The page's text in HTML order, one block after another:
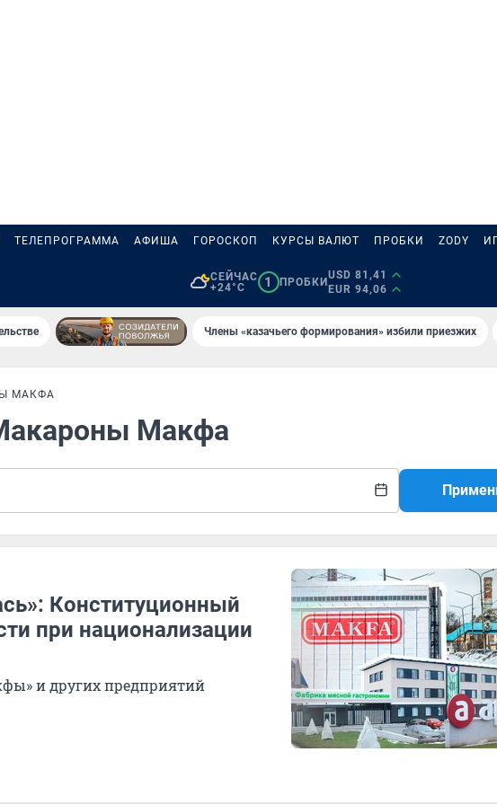
ТЕЛЕПРОГРАММА АФИША ГОРОСКОП КУРСЫ ВАЛЮТ ПРОБКИ ZODY
СЕЙЧАС
+24°C
1 ПРОБКИ
USD 81,41
EUR 94,06
Члены «казачьего формирования» избили приезжих
МАКФА
Макфа
Конституционный
при национализации
и других предприятий